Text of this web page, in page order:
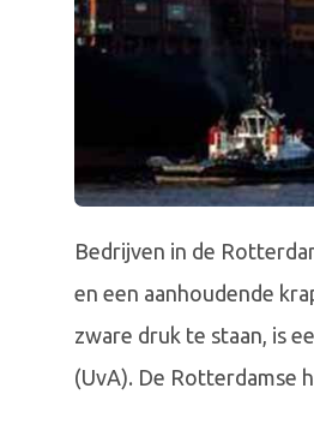
Bedrijven in de
en een aanhoudende
zware druk te staan, is
(UvA). De Rotterdamse